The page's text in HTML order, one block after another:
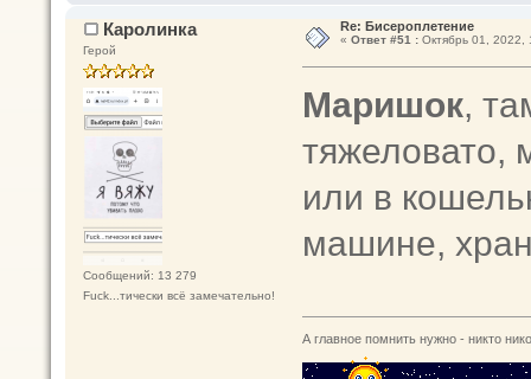
Каролинка
Герой
Сообщений: 13 279
Fuck...тически всё замечательно!
Re: Бисероплетение
« Ответ #51 :Октябрь 01, 2022,
Маришок,
тяжеловато,
или в
машине,
А главное помнить нужно - никто